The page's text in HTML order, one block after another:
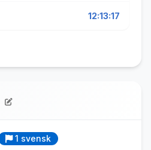
12:13:17
1 svensk